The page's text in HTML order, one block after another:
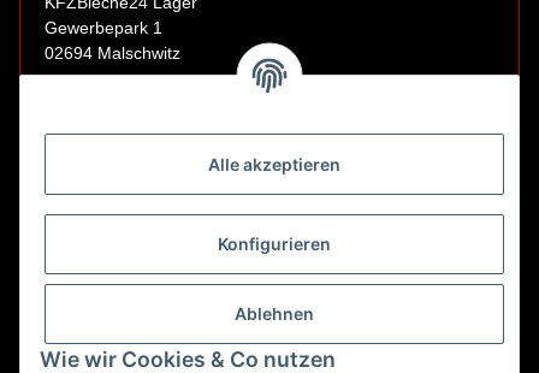
Alle akzeptieren
Konfigurieren
Ablehnen
Wie wir Cookies & Co nutzen
Gewerbepark 1
02694 Malschwitz
Abholungen nur nach Terminvereinbarung.
E-Mail:sales@kfzbleche24.de
Vertrag widerrufen
* Alle Preise inkl. gesetzlicher USt., zzgl.Versand